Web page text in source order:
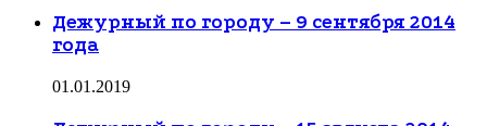
Дежурный по городу – 9 сентября 2014
года
01.01.2019